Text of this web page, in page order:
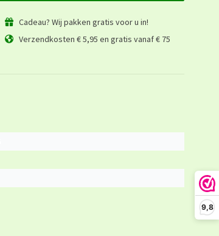
9,8
Cadeau? Wij pakken gratis voor u in!
Verzendkosten € 5,95 en gratis vanaf € 75